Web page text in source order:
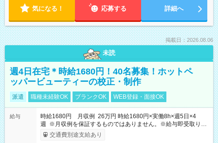
気になる！ 応募する 詳細へ
掲載日：2026.08.06
未読
週4日在宅＊時給1680円！40名募集！ホットペ
ッパービューティーの校正・制作
派遣 職種未経験OK ブランクOK WEB登録・面接OK
給与
時給1680円 月収例 26万円 時給1680円×実働8h×週5日×4
週 ※月収例を保証するものではありません。※給与即受取りサ
ービス利用可（利用条件有）
交通費別途支給あり